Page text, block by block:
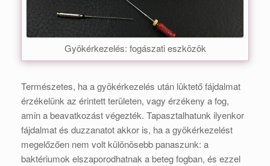
Gyökérkezelés: fogászati eszközök
Természetes, ha a gyökérkezelés után lüktető fájdalmat
érzékelünk az érintett területen, vagy érzékeny a fog,
amin a beavatkozást végezték. Tapasztalhatunk ilyenkor
fájdalmat és duzzanatot akkor is, ha a gyökérkezelést
megelőzően nem volt különösebb panaszunk: a
baktériumok elszaporodhatnak a beteg fogban, és ezzel